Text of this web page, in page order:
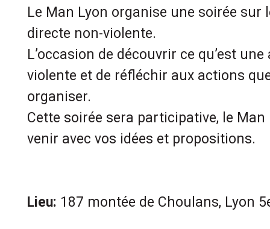
Le Man Lyon organise une soirée sur
directe non-violente.
L’occasion de découvrir ce qu’est
violente et de réfléchir aux actions
organiser.
Cette soirée sera participative, le
venir avec vos idées et propositions.
Lieu: 187 montée de Choulans, Lyon